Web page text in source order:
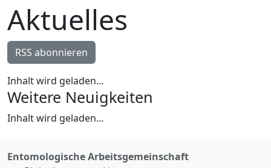
Aktuelles
RSS abonnieren
Inhalt wird geladen...
Weitere Neuigkeiten
Inhalt wird geladen...
Entomologische Arbeitsgemeinschaft